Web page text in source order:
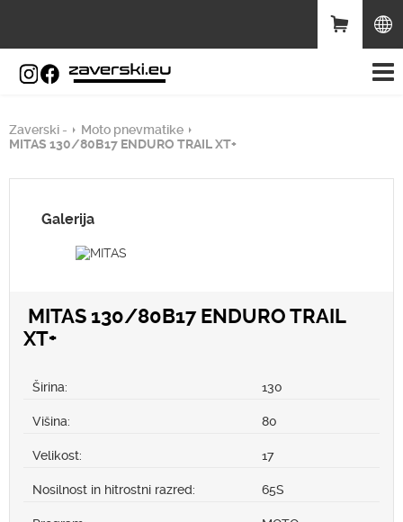
Zaverski -
Moto pnevmatike
MITAS 130/80B17 ENDURO TRAIL XT+
Galerija
MITAS 130/80B17 ENDURO TRAIL
XT+
Širina: 130
Višina: 80
Velikost: 17
Nosilnost in hitrostni razred: 65S